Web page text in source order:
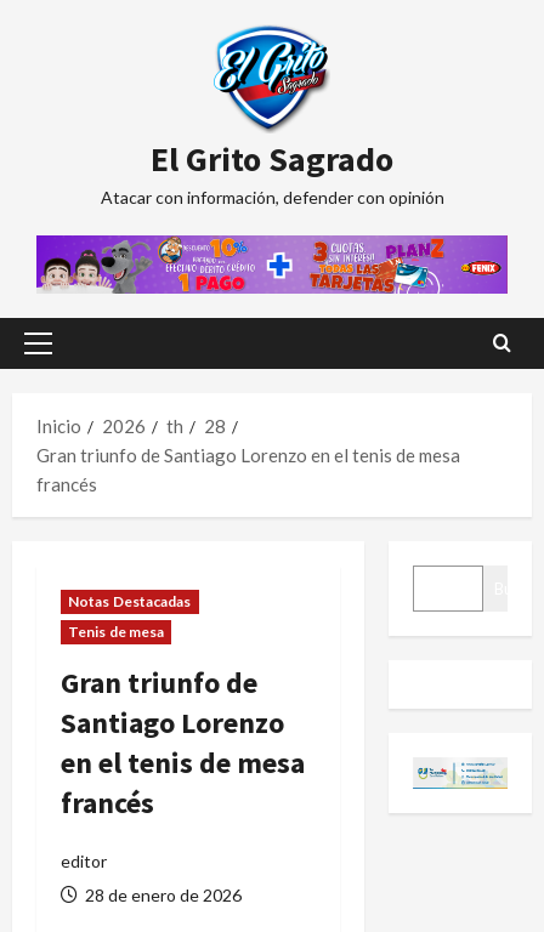
El Grito Sagrado
Atacar con información, defender con opinión
Menú
Inicio
2026 th
28
Gran triunfo de Santiago Lorenzo en el tenis de mesa
francés
Notas Destacadas
Tenis de mesa
Gran triunfo de
Santiago Lorenzo
en el tenis de mesa
francés
editor
28 de enero de 2026